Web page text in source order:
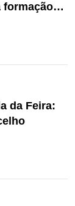
formação
da Feira: